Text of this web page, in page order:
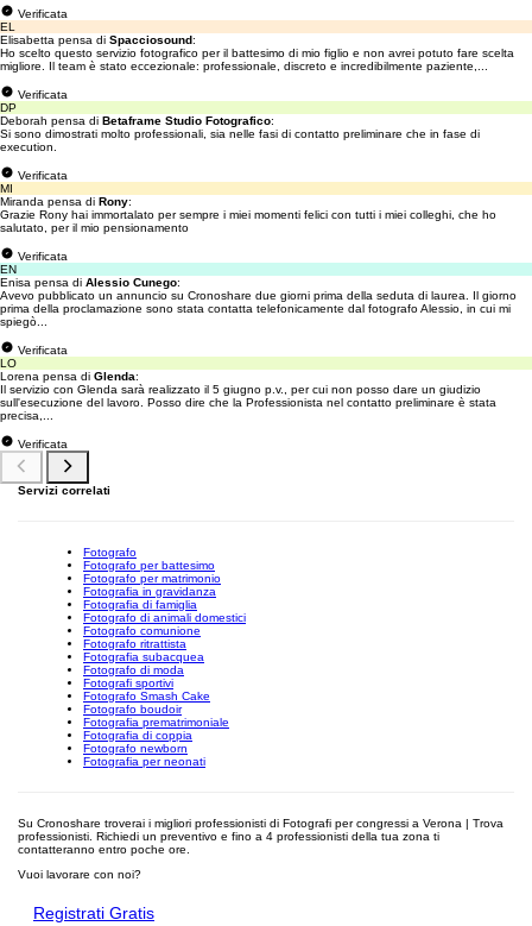
Verificata
EL
Elisabetta pensa di Spacciosound:
Ho scelto questo servizio fotografico per il battesimo di mio figlio e non avrei potuto fare scelta
migliore. Il team è stato eccezionale: professionale, discreto e incredibilmente paziente,...
Verificata
DP
Deborah pensa di Betaframe Studio Fotografico:
Si sono dimostrati molto professionali, sia nelle fasi di contatto preliminare che in fase di
execution.
Verificata
MI
Miranda pensa di Rony:
Grazie Rony hai immortalato per sempre i miei momenti felici con tutti i miei colleghi, che ho
salutato, per il mio pensionamento
Verificata
EN
Enisa pensa di Alessio Cunego:
Avevo pubblicato un annuncio su Cronoshare due giorni prima della seduta di laurea. Il giorno
prima della proclamazione sono stata contatta telefonicamente dal fotografo Alessio, in cui mi
spiegò...
Verificata
LO
Lorena pensa di Glenda:
Il servizio con Glenda sarà realizzato il 5 giugno p.v., per cui non posso dare un giudizio
sull'esecuzione del lavoro. Posso dire che la Professionista nel contatto preliminare è stata
precisa,...
Verificata
Servizi correlati
Fotografo
Fotografo per battesimo
Fotografo per matrimonio
Fotografia in gravidanza
Fotografia di famiglia
Fotografo di animali domestici
Fotografo comunione
Fotografo ritrattista
Fotografia subacquea
Fotografo di moda
Fotografi sportivi
Fotografo Smash Cake
Fotografo boudoir
Fotografia prematrimoniale
Fotografia di coppia
Fotografo newborn
Fotografia per neonati
Su Cronoshare troverai i migliori professionisti di Fotografi per congressi a Verona | Trova
professionisti. Richiedi un preventivo e fino a 4 professionisti della tua zona ti
contatteranno entro poche ore.
Vuoi lavorare con noi?
Registrati Gratis